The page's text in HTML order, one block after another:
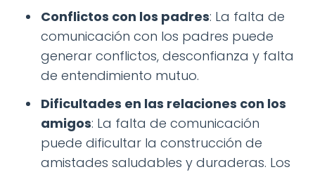
Conflictos con los padres: La falta de
comunicación con los padres puede
generar conflictos, desconfianza y falta
de entendimiento mutuo.
Dificultades en las relaciones con los
amigos: La falta de comunicación
puede dificultar la construcción de
amistades saludables y duraderas. Los